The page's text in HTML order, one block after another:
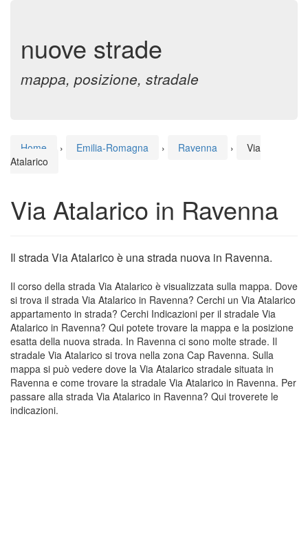
nuove strade
mappa, posizione, stradale
Home › Emilia-Romagna › Ravenna ›
Via
Atalarico
Via Atalarico in Ravenna
Il strada Via Atalarico è una strada nuova in Ravenna.
Il corso della strada Via Atalarico è visualizzata sulla mappa. Dove
si trova il strada Via Atalarico in Ravenna? Cerchi un Via Atalarico
appartamento in strada? Cerchi Indicazioni per il stradale Via
Atalarico in Ravenna? Qui potete trovare la mappa e la posizione
esatta della nuova strada. In Ravenna ci sono molte strade. Il
stradale Via Atalarico si trova nella zona Cap Ravenna. Sulla
mappa si può vedere dove la Via Atalarico stradale situata in
Ravenna e come trovare la stradale Via Atalarico in Ravenna. Per
passare alla strada Via Atalarico in Ravenna? Qui troverete le
indicazioni.